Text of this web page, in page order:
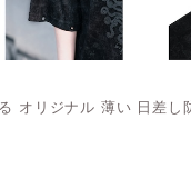
オリジナル 薄い 日差し